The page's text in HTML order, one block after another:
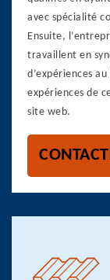
avec spécialité
Ensuite,
travaillent en
d’expériences
expériences de
site web.